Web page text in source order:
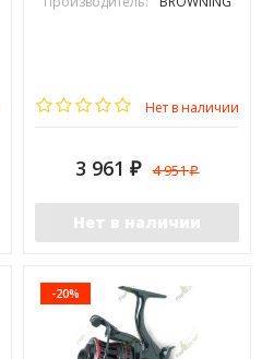
Нет в наличии
3 961 ₽ 4 951₽
Нет в наличии
-20%